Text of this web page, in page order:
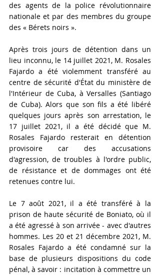
des agents de la police révolutionnaire
nationale et par des membres du groupe
des « Bérets noirs ».
Après trois jours de détention dans un
lieu inconnu, le 14 juillet 2021, M. Rosales
Fajardo a été violemment transféré au
centre de sécurité d'État du ministère de
l'Intérieur de Cuba, à Versalles (Santiago
de Cuba). Alors que son fils a été libéré
quelques jours après son arrestation, le
17 juillet 2021, il a été décidé que M.
Rosales Fajardo resterait en détention
provisoire car des accusations
d'agression, de troubles à l'ordre public,
de résistance et de dommages ont été
retenues contre lui.
Le 7 août 2021, il a été transféré à la
prison de haute sécurité de Boniato, où il
a été agressé à son arrivée - avec d'autres
hommes. Les 20 et 21 décembre 2021, M.
Rosales Fajardo a été condamné sur la
base de plusieurs dispositions du code
pénal, à savoir : incitation à commettre un